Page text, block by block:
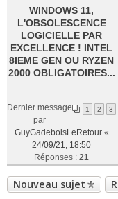
WINDOWS 11,
L'OBSOLESCENCE
LOGICIELLE PAR
EXCELLENCE ! INTEL
8IEME GEN OU RYZEN
2000 OBLIGATOIRES...
1 2 3
Dernier message
par
GuyGadeboisLeRetour«
24/09/21, 18:50
Réponses : 21
Nouveau sujet